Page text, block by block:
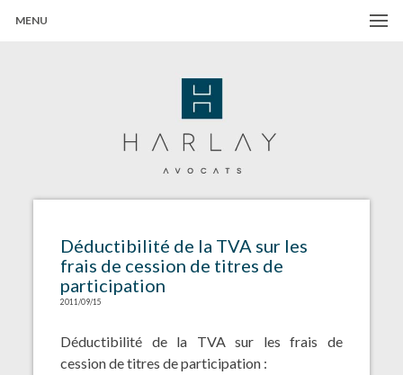
MENU
Déductibilité de la TVA sur les
frais de cession de titres de
participation
2011/09/15
Déductibilité de la TVA sur les frais de
cession de titres de participation :